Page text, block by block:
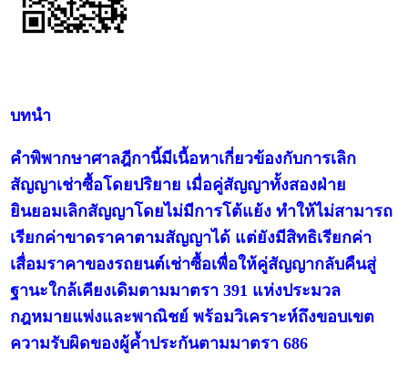
บทนำ
คำพิพากษาศาลฎีกานี้มีเนื้อหาเกี่ยวข้องกับการเลิก
สัญญาเช่าซื้อโดยปริยาย เมื่อคู่สัญญาทั้งสองฝ่าย
ยินยอมเลิกสัญญาโดยไม่มีการโต้แย้ง ทำให้ไม่สามารถ
เรียกค่าขาดราคาตามสัญญาได้ แต่ยังมีสิทธิเรียกค่า
เสื่อมราคาของรถยนต์เช่าซื้อเพื่อให้คู่สัญญากลับคืนสู่
ฐานะใกล้เคียงเดิมตามมาตรา 391 แห่งประมวล
กฎหมายแพ่งและพาณิชย์ พร้อมวิเคราะห์ถึงขอบเขต
ความรับผิดของผู้ค้ำประกันตามมาตรา 686